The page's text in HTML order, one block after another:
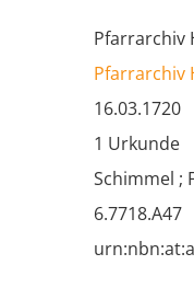
Pfarrarchiv
Pfarrarchiv
16.03.1720
1 Urkunde
Schimmel ;
6.7718.A47